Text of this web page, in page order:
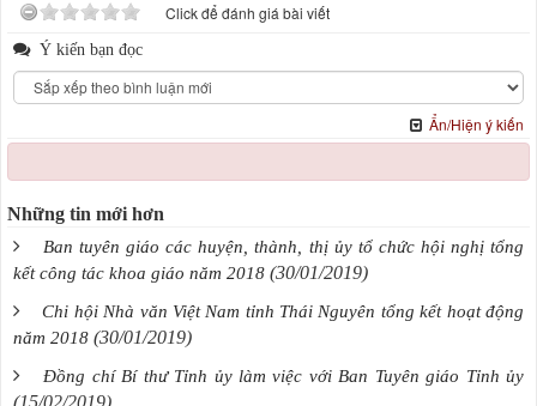
Click để đánh giá bài viết
Ý kiến bạn đọc
Ẩn/Hiện ý kiến
Những tin mới hơn
Ban tuyên giáo các huyện, thành, thị ủy tổ chức hội nghị tổng
kết công tác khoa giáo năm 2018 (30/01/2019)
Chi hội Nhà văn Việt Nam tỉnh Thái Nguyên tổng kết hoạt động
năm 2018 (30/01/2019)
Đồng chí Bí thư Tỉnh ủy làm việc với Ban Tuyên giáo Tỉnh ủy
(15/02/2019)